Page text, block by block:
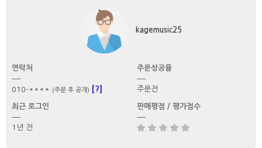
kagemusic25
연락처
010-**** (주문 후 공개) [?]
주문성공율
주문전
최근 로그인
1년 전
판매평점 / 평가점수